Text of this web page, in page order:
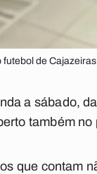
de
a sábado,
também no
que contam